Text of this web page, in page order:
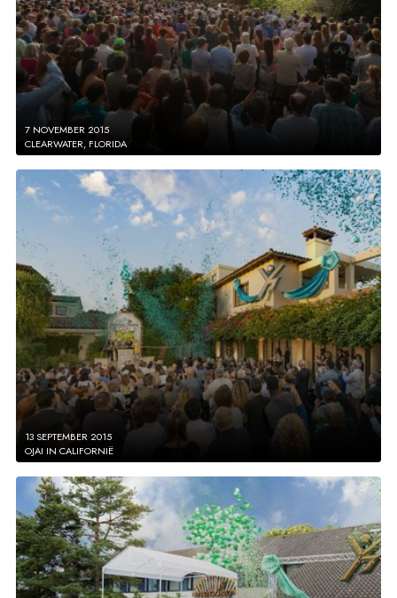
7 NOVEMBER 2015
CLEARWATER, FLORIDA
13 SEPTEMBER 2015
OJAI IN CALIFORNIË